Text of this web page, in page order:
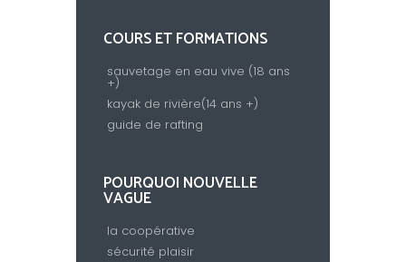
COURS ET FORMATIONS
sauvetage en eau vive (18 ans
+)
kayak de rivière(14 ans +)
guide de rafting
POURQUOI NOUVELLE
VAGUE
la coopérative
sécurité plaisir